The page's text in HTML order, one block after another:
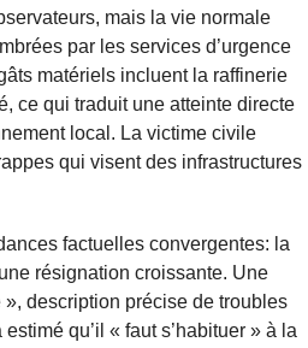
mais la vie normale
par les services d’urgence
matériels incluent la raffinerie
ce qui traduit une atteinte directe
local. La victime civile
qui visent des infrastructures
factuelles convergentes: la
résignation croissante. Une
», description précise de troubles
qu’il « faut s’habituer » à la